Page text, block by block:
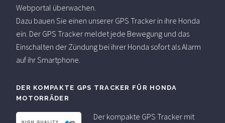
Webportal überwachen.
Dazu bauen Sie einen unserer GPS Tracker in ihre Honda
ein. Der GPS Tracker meldet jede Bewegung und das
Einschalten der Zündung bei ihrer Honda sofort als Alarm
auf ihr Smartphone.
DER KOMPAKTE GPS TRACKER FÜR HONDA
MOTORRÄDER
Der kompakte GPS Tracker mit